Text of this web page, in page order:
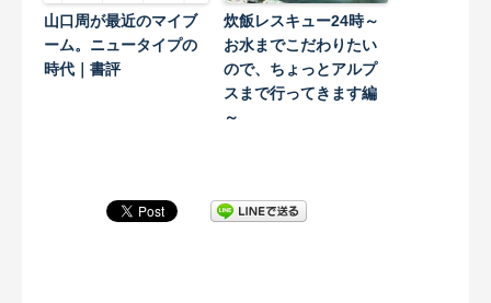
山口周が最近のマイブ
ーム。ニュータイプの
時代｜書評
炊飯レスキュー24時～
お水までこだわりたい
ので、ちょっとアルプ
スまで行ってきます編
～